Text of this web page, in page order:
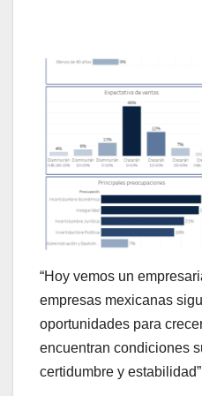
“Hoy vemos un
empresas mexicanas
oportunidades para
encuentran condiciones
certidumbre y